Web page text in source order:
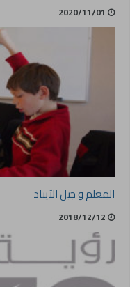
2020/11/01
المعلم و جيل الآيباد
2018/12/12